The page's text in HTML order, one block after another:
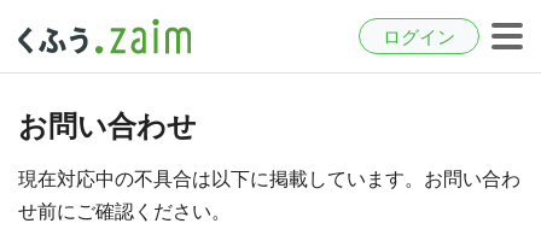
ログイン
お問い合わせ
現在対応中の不具合は以下に掲載しています。お問い合わ
せ前にご確認ください。